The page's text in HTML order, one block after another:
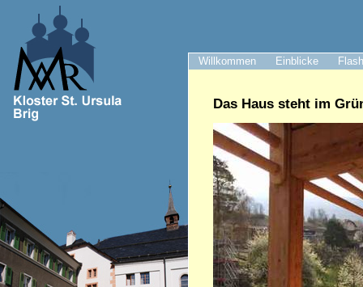
Willkommen Einblicke
Das Haus steht im